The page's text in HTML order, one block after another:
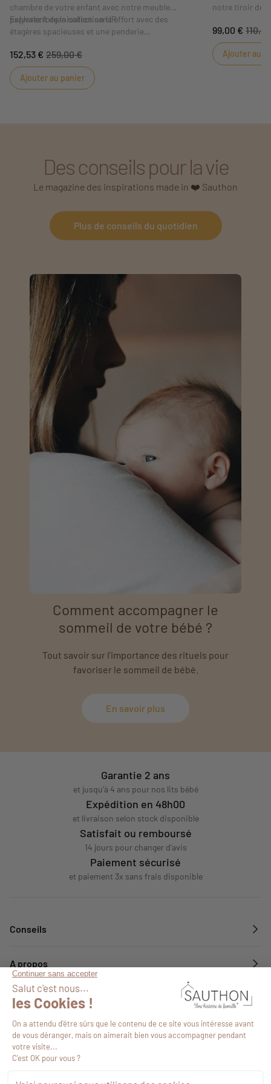
chambre de votre enfant avec notre meuble
polyvalent de la collection UP.
Explorez l'organisation sans effort avec des
étagères spacieuses et une penderie
apporte une ambiance moderne, créant un espace
accueillant où chaque vêtement, jouet ou trésor
trouve sa place.
152,53 € 259,00 €
Ajouter au panier
notre tiroir de
collection UP.
détails et
notre
maximiser
99,00 €
Ajouter au
Des conseils pour la vie
Le magazine des inspirations made in ❤️ Sauthon
Plus de conseils du quotidien
Comment accompagner le
sommeil de votre bébé ?
Tout savoir sur l'importance des rituels pour
favoriser le sommeil de bébé.
En savoir plus
Garantie 2 ans
et jusqu'à 4 ans pour nos lits bébé
Expédition en 48h00
et livraison selon stock disponible
Satisfait ou remboursé
14 jours pour changer d'avis
Paiement sécurisé
et paiement 3x sans frais disponible
Conseils
A propos
Services
Suivez-nous